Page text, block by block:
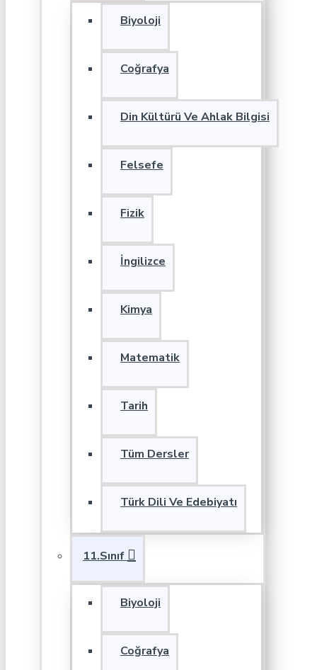
Biyoloji
Coğrafya
Din Kültürü Ve Ahlak Bilgisi
Felsefe
Fizik
İngilizce
Kimya
Matematik
Tarih
Tüm Dersler
Türk Dili Ve Edebiyatı
11.Sınıf
Biyoloji
Coğrafya